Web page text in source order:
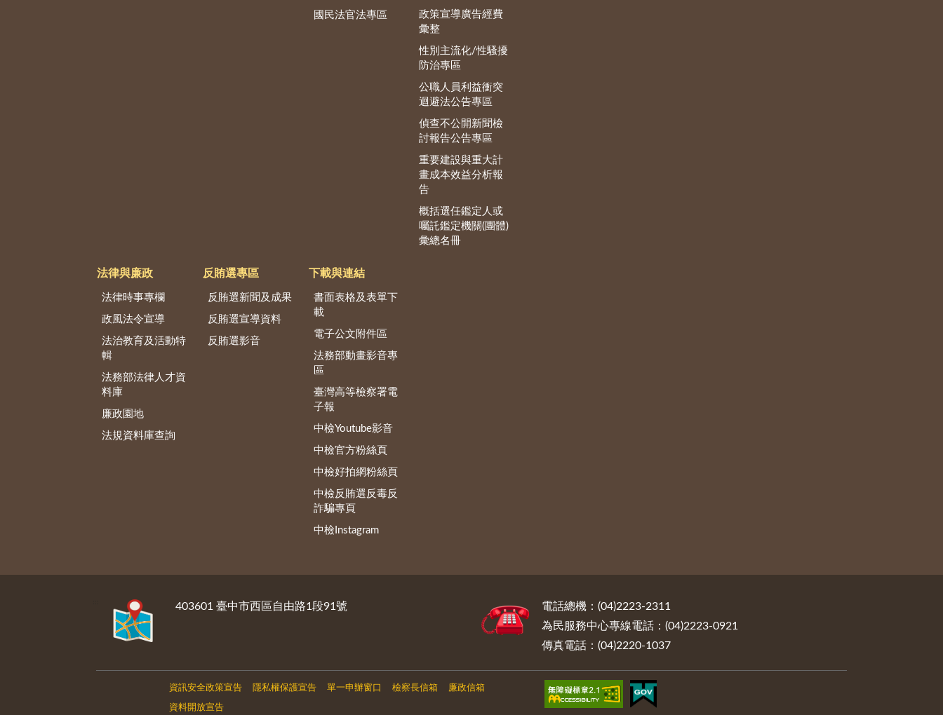
國民法官法專區
政策宣導廣告經費
彙整
性別主流化/性騷擾
防治專區
公職人員利益衝突
迴避法公告專區
偵查不公開新聞檢
討報告公告專區
重要建設與重大計
畫成本效益分析報
告
概括選任鑑定人或
囑託鑑定機關(團體)
彙總名冊
法律與廉政
法律時事專欄
政風法令宣導
法治教育及活動特
輯
法務部法律人才資
料庫
廉政園地
法規資料庫查詢
反賄選專區
反賄選新聞及成果
反賄選宣導資料
反賄選影音
下載與連結
書面表格及表單下
載
電子公文附件區
法務部動畫影音專
區
臺灣高等檢察署電
子報
中檢Youtube影音
中檢官方粉絲頁
中檢好拍網粉絲頁
中檢反賄選反毒反
詐騙專頁
中檢Instagram
403601 臺中市西區自由路1段91號
電話總機：(04)2223-2311
為民服務中心專線電話：(04)2223-0921
傳真電話：(04)2220-1037
資訊安全政策宣告 隱私權保護宣告 單一申辦窗口 檢察長信箱 廉政信箱
資料開放宣告